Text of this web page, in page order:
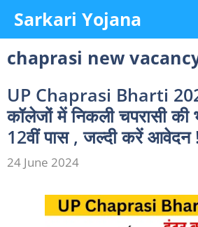
content
Sarkari Yojana
chaprasi new
UP Chaprasi Bharti
कॉलेजों में निकली चपरासी की
12वीं पास , जल्दी करें आवेदन
24 June 2024